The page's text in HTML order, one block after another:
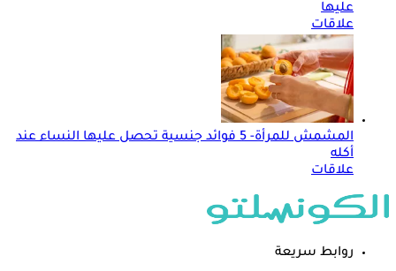
عليها
علاقات
المشمش للمرأة- 5 فوائد جنسية تحصل عليها النساء عند
أكله
علاقات
روابط سريعة